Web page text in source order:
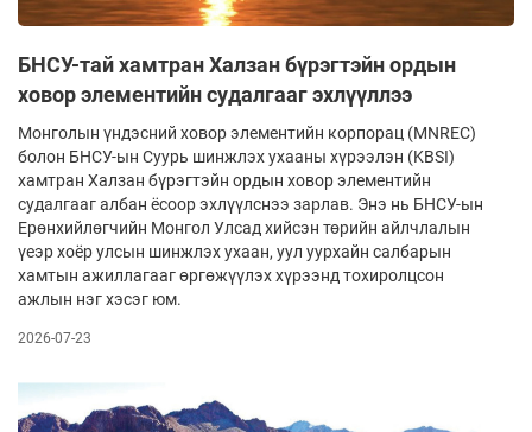
БНСУ-тай хамтран Халзан бүрэгтэйн ордын
ховор элементийн судалгааг эхлүүллээ
Монголын үндэсний ховор элементийн корпорац (MNREC)
болон БНСУ-ын Суурь шинжлэх ухааны хүрээлэн (KBSI)
хамтран Халзан бүрэгтэйн ордын ховор элементийн
судалгааг албан ёсоор эхлүүлснээ зарлав. Энэ нь БНСУ-ын
Ерөнхийлөгчийн Монгол Улсад хийсэн төрийн айлчлалын
үеэр хоёр улсын шинжлэх ухаан, уул уурхайн салбарын
хамтын ажиллагааг өргөжүүлэх хүрээнд тохиролцсон
ажлын нэг хэсэг юм.
2026-07-23